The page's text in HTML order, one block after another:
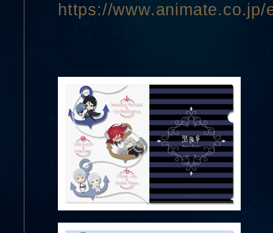
https://www.animate.co.jp/